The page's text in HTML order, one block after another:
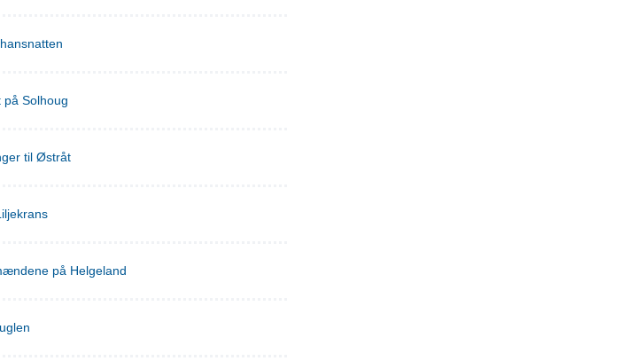
på Solhoug
til Østråt
på Helgeland